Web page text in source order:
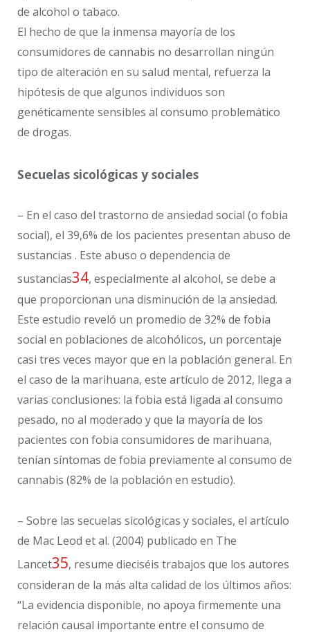
de alcohol o tabaco.
El hecho de que la inmensa mayoría de los
consumidores de cannabis no desarrollan ningún
tipo de alteración en su salud mental, refuerza la
hipótesis de que algunos individuos son
genéticamente sensibles al consumo problemático
de drogas.
Secuelas sicológicas y sociales
– En el caso del trastorno de ansiedad social (o fobia
social), el 39,6% de los pacientes presentan abuso de
sustancias . Este abuso o dependencia de
sustancias34, especialmente al alcohol, se debe a
que proporcionan una disminución de la ansiedad.
Este estudio reveló un promedio de 32% de fobia
social en poblaciones de alcohólicos, un porcentaje
casi tres veces mayor que en la población general. En
el caso de la marihuana, este artículo de 2012, llega a
varias conclusiones: la fobia está ligada al consumo
pesado, no al moderado y que la mayoría de los
pacientes con fobia consumidores de marihuana,
tenían síntomas de fobia previamente al consumo de
cannabis (82% de la población en estudio).
– Sobre las secuelas sicológicas y sociales, el artículo
de Mac Leod et al. (2004) publicado en The
Lancet35, resume dieciséis trabajos que los autores
consideran de la más alta calidad de los últimos años:
“La evidencia disponible, no apoya firmemente una
relación causal importante entre el consumo de